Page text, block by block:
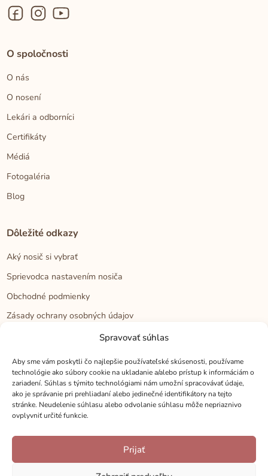
Spravovať súhlas
Aby sme vám poskytli čo najlepšie používateľské skúsenosti, používame
technológie ako súbory cookie na ukladanie a/alebo prístup k informáciám o
zariadení. Súhlas s týmito technológiami nám umožní spracovávať údaje,
ako je správanie pri prehliadaní alebo jedinečné identifikátory na tejto
stránke. Neudelenie súhlasu alebo odvolanie súhlasu môže nepriaznivo
ovplyvniť určité funkcie.
Prijať
O spoločnosti
O nás
O nosení
Lekári a odborníci
Certifikáty
Médiá
Fotogaléria
Blog
Dôležité odkazy
Aký nosič si vybrať
Sprievodca nastavením nosiča
Obchodné podmienky
Zásady ochrany osobných údajov
Kontakt
Kontakt
Zákaznícka podpora